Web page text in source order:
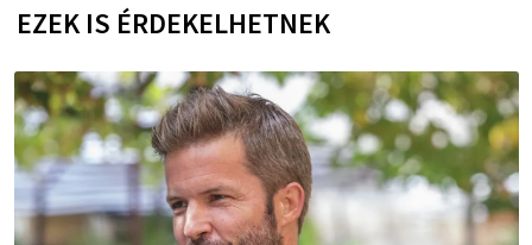
EZEK IS ÉRDEKELHETNEK